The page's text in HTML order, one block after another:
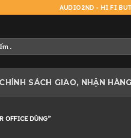
AUDIO2ND - HI FI
CHÍNH SÁCH GIAO, NHẬN
OFFICE DÙNG”